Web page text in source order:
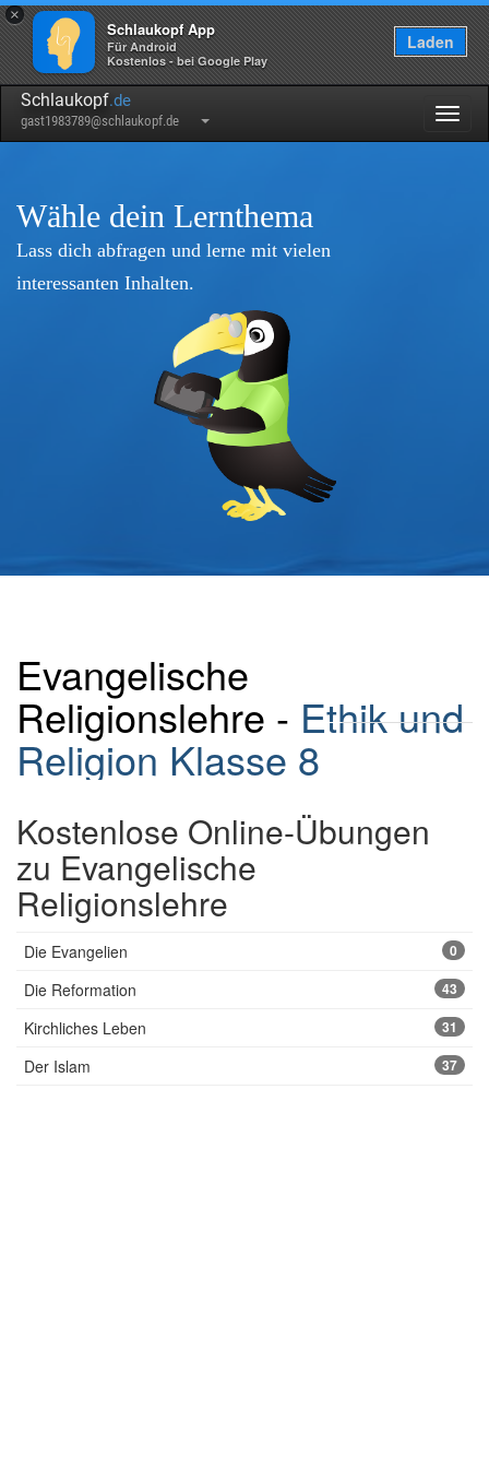
×
Schlaukopf App
Für Android
Kostenlos - bei Google Play
Laden
Schlaukopf.de
gast1983789@schlaukopf.de
Wähle dein Lernthema
Lass dich abfragen und lerne mit vielen
interessanten Inhalten.
Evangelische
Religionslehre - Ethik und
Religion Klasse 8
Kostenlose Online-Übungen
zu Evangelische
Religionslehre
Die Evangelien 0
Die Reformation 43
Kirchliches Leben 31
Der Islam 37